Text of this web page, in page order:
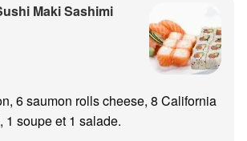
Maki Sashimi
6 saumon rolls cheese, 8 California
1 soupe et 1 salade.